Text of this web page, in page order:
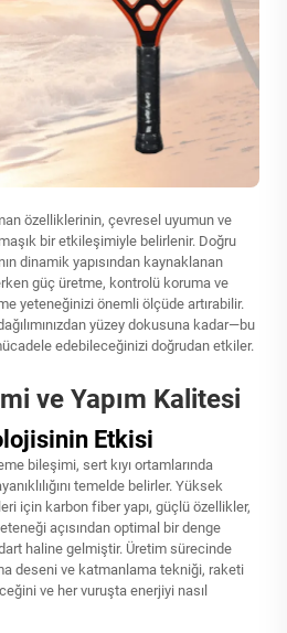
özelliklerinin, çevresel uyumun ve
bir etkileşimiyle belirlenir. Doğru
dinamik yapısından kaynaklanan
güç üretme, kontrolü koruma ve
yeteneğinizi önemli ölçüde artırabilir.
yüzey dokusuna kadar—bu
edebileceğinizi doğrudan etkiler.
ve Yapım Kalitesi
Etkisi
bileşimi, sert kıyı ortamlarında
temelde belirler. Yüksek
için karbon fiber yapı, güçlü özellikler,
açısından optimal bir denge
haline gelmiştir. Üretim sürecinde
deseni ve katmanlama tekniği, raketi
ve her vuruşta enerjiyi nasıl